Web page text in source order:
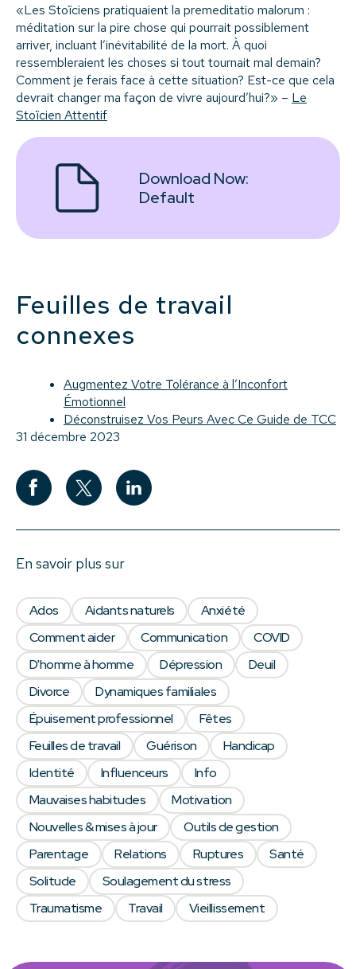
«Les Stoïciens pratiquaient la premeditatio malorum :
méditation sur la pire chose qui pourrait possiblement
arriver, incluant l’inévitabilité de la mort. À quoi
ressembleraient les choses si tout tournait mal demain?
Comment je ferais face à cette situation? Est-ce que cela
devrait changer ma façon de vivre aujourd’hui?» – Le
Stoïcien Attentif
Download Now:
Default
Feuilles de travail
connexes
Augmentez Votre Tolérance à l’Inconfort
Émotionnel
Déconstruisez Vos Peurs Avec Ce Guide de TCC
31 décembre 2023
En savoir plus sur
Ados Aidants naturels
Anxiété
Comment aider
Communication
COVID
D'homme à homme
Dépression
Deuil
Divorce
Dynamiques familiales
Épuisement professionnel
Fêtes
Feuilles de travail
Guérison
Handicap
Identité
Influenceurs
Info
Mauvaises habitudes
Motivation
Nouvelles & mises à jour
Outils de gestion
Parentage
Relations Ruptures
Santé
Solitude
Soulagement du stress
Traumatisme
Travail Vieillissement